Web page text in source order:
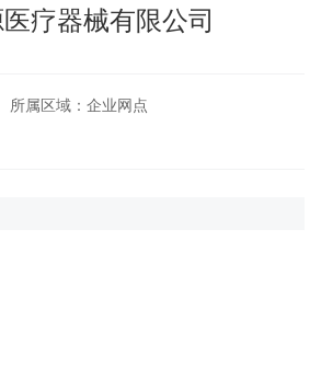
疗器械有限公司
所属区域： 企业网点